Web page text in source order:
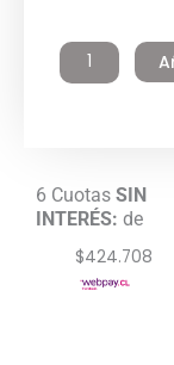
Arikazan
Ack2-
100
6
Bar
cantidad
6 Cuotas SIN
INTERÉS: de
$424.708